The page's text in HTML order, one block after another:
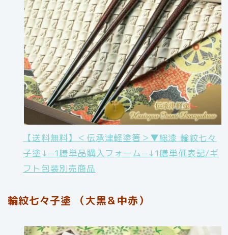
【送料無料】＜伝承津軽塗箸＞▼総漆 輪紋七々
子塗↓−1膳単品購入フォーム−↓1膳単価表記/ギ
フト包装別売商品
輪紋七々子塗 （大黒＆中赤）